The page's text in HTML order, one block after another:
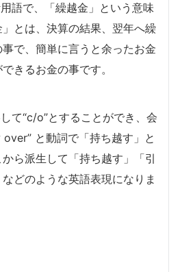
語で、「繰越金」という意味
とは、決算の結果、翌年へ繰
で、簡単に言うと余ったお金
きるお金の事です。
て“c/o”とすることができ、会
と動詞で「持ち越す」と
ら派生して「持ち越す」「引
どのような英語表現になりま